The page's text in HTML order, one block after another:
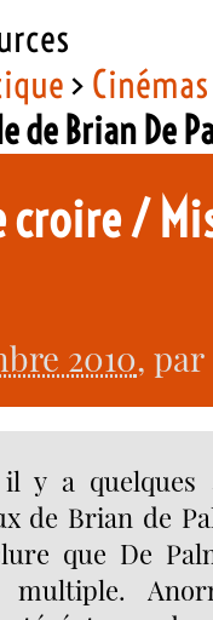
>
de Brian De
croire /
2010, par
y a quelques
de Brian de
que De
multiple.